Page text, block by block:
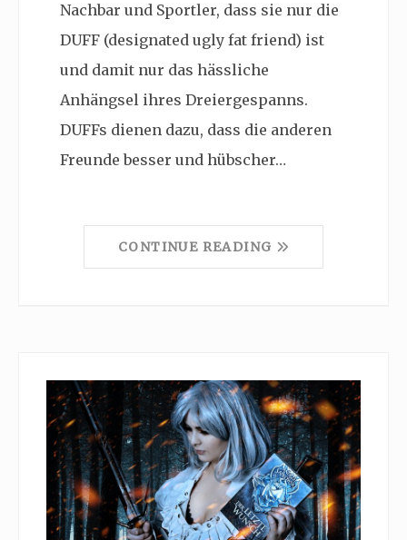
Nachbar und Sportler, dass sie nur die
DUFF (designated ugly fat friend) ist
und damit nur das hässliche
Anhängsel ihres Dreiergespanns.
DUFFs dienen dazu, dass die anderen
Freunde besser und hübscher…
CONTINUE READING